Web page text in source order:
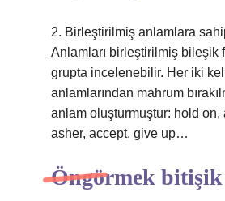
2. Birleştirilmiş anlamlara
Anlamları birleştirilmiş bileşik
grupta incelenebilir. Her iki
anlamlarından mahrum
anlam oluşturmuştur: hold on,
asher, accept, give up…
Öngörmek